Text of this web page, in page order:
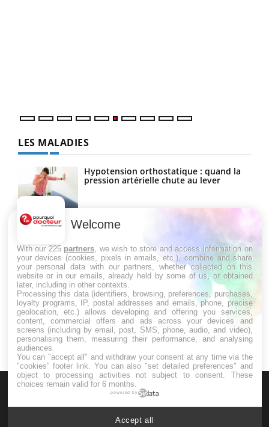
LES MALADIES
Hypotension orthostatique : quand la
pression artérielle chute au lever
Drépanocytose : une déformation des
globules rouges aux conséquences
Maladie de Charcot (Sclérose latérale
amyotrophique)
Welcome
With our 225 partners , we wish to store and access information on
your devices (cookies, pixels in emails, etc.), combine and share
your personal data with our partners, whether collected on this
website or in our emails, already held by some of us, or obtained
later, including in other contexts.
Processing this data (identifiers, browsing, preferences, purchases,
loyalty programs, IP, postal addresses and emails, phone, precise
geolocation, etc.) allows developing and offering you services,
content, commercial offers and ads across your devices and
screens (including by email, post, SMS, phone, audio, and video),
personalising them, measuring their performance, and analysing
audiences.
You can "accept all" and withdraw your consent at any time via the
"cookies" footer link . You can also "set detailed preferences" and
object to processing activities not subject to consent. These
choices remain valid for 6 months.
powered by
Accept all